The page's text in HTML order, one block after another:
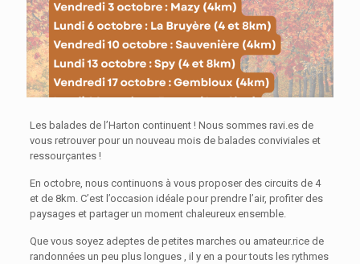
Les balades de l’Harton continuent ! Nous sommes ravi.es de
vous retrouver pour un nouveau mois de balades conviviales et
ressourçantes !
En octobre, nous continuons à vous proposer des circuits de 4
et de 8km. C’est l’occasion idéale pour prendre l’air, profiter des
paysages et partager un moment chaleureux ensemble.
Que vous soyez adeptes de petites marches ou amateur.rice de
randonnées un peu plus longues , il y en a pour touts les rythmes